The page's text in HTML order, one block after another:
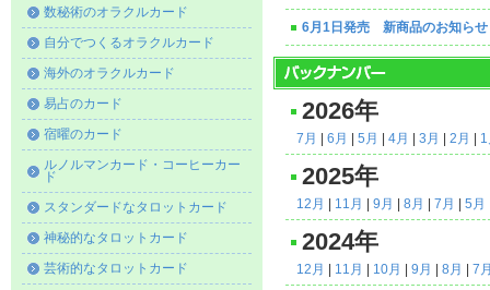
数秘術のオラクルカード
自分でつくるオラクルカード
海外のオラクルカード
易占のカード
宿曜のカード
ルノルマンカード・コーヒーカー
ド
スタンダードなタロットカード
神秘的なタロットカード
芸術的なタロットカード
6月1日発売 新商品のお知らせ
2026年
7月 6月 5月 4月 3月 2月
2025年
12月 11月 9月 8月 7月 5月
2024年
12月 11月 10月 9月 8月 7